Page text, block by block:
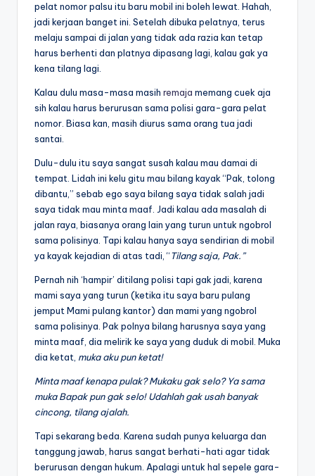
pelat nomor palsu itu baru mobil ini boleh lewat. Hahah,
jadi kerjaan banget ini. Setelah dibuka pelatnya, terus
melaju sampai di jalan yang tidak ada razia kan tetap
harus berhenti dan platnya dipasang lagi, kalau gak ya
kena tilang lagi.
Kalau dulu masa-masa masih remaja memang cuek aja
sih kalau harus berurusan sama polisi gara-gara pelat
nomor. Biasa kan, masih diurus sama orang tua jadi
santai.
Dulu-dulu itu saya sangat susah kalau mau damai di
tempat. Lidah ini kelu gitu mau bilang kayak “Pak, tolong
dibantu,” sebab ego saya bilang saya tidak salah jadi
saya tidak mau minta maaf. Jadi kalau ada masalah di
jalan raya, biasanya orang lain yang turun untuk ngobrol
sama polisinya. Tapi kalau hanya saya sendirian di mobil
ya kayak kejadian di atas tadi, “Tilang saja, Pak.”
Pernah nih ‘hampir’ ditilang polisi tapi gak jadi, karena
mami saya yang turun (ketika itu saya baru pulang
jemput Mami pulang kantor) dan mami yang ngobrol
sama polisinya. Pak polnya bilang harusnya saya yang
minta maaf, dia melirik ke saya yang duduk di mobil. Muka
dia ketat, muka aku pun ketat!
Minta maaf kenapa pulak? Mukaku gak selo? Ya sama
muka Bapak pun gak selo!Udahlah gak usah banyak
cincong, tilang ajalah.
Tapi sekarang beda. Karena sudah punya keluarga dan
tanggung jawab, harus sangat berhati-hati agar tidak
berurusan dengan hukum. Apalagi untuk hal sepele gara-